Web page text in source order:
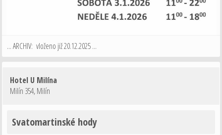
... ARCHIV: vloženo již 20.12.2025 ...
Hotel U Milína
Milín 354,Milín
Svatomartinské hody